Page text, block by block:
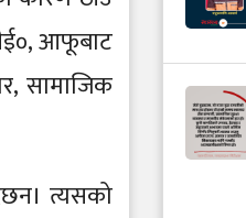
आफूबाट
सामाजिक
त्यसको